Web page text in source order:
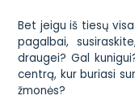
Bet jeigu iš tiesų
pagalbai,
draugei? Gal
centrą, kur buriasi
žmonės?